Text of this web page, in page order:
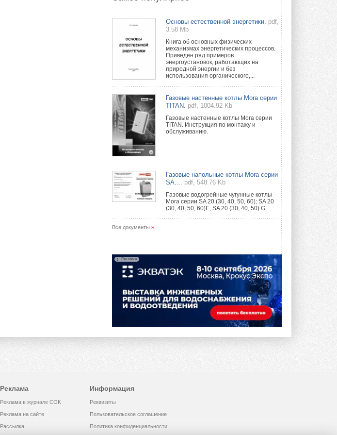
Midea открылся в Сургуте
Компания «Даичи» совместно с
партнером «Энердрим» открыла новый
фирменный магазин Midea в Сургуте ...
29 ИЮЛЯ 2026
Токио — лидер по
интенсивности использования
кондиционеров
Данные получены в ходе очередного
опроса Daikin о восприятии жары ...
28 ИЮЛЯ 2026
CDU производства LG прошёл
В Великобритании предлагают
сделать кондиционирование
обязательным для новостроек
Либеральные демократы внесли
предложение оснащать все новые ...
производство холодильной
техники и теплообменного
оборудования
Проект реализует компания «ВЕЗА» ...
Ридан объявил о старте продаж
автоматического
балансировочного клапана
Клапан APT‑R3 производится на заводе
Шумоглушители собственного
производства от компании
TURKOV
Aquatherm Almaty 2026:
ключевая платформа для
Основы естественной энергетики. pdf,
3.58 Mb
Книга об основных физических
механизмах энергетических процессов.
Приведен ряд примеров
энергоустановок, работающих на
природной энергии и без
использования органического,...
Газовые настенные котлы Mora серии
TITAN. pdf, 1004.92 Kb
Газовые настенные котлы Mora серии
TITAN. Инструкция по монтажу и
обслуживанию.
Газовые напольные котлы Mora серии
SA....
pdf, 548.76 Kb
Гaзовые водогрeйные чугунные котлы
Mora серии SA 20 (30, 40, 50, 60); SA 20
(30, 40, 50, 60)E, SA 20 (30, 40, 50) G....
Все документы »
Реклама
Реклама
Реклама в журнале СОК
Реклама на сайте
Рассылка
Информация
Реквизиты
Пользовательское соглашение
Политика конфиденциальности